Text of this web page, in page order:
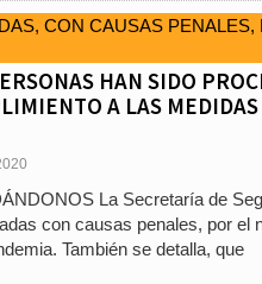
HAN SIDO
A LAS
La Secretaría de
con causas penales, por el
También se detalla, que